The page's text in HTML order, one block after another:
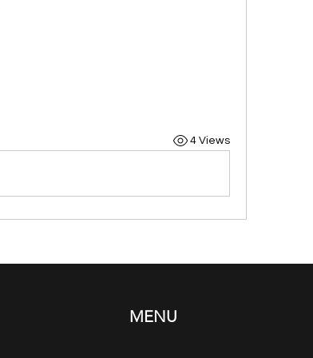
4 Views
MENU